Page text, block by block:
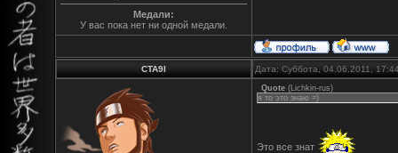
Медали:
У вас пока нет ни одной медали.
CTA9I Дата: Суббота, 04.06.2011,
Quote ( Lichkin-rus)
я то это знаю =)
Это все знат